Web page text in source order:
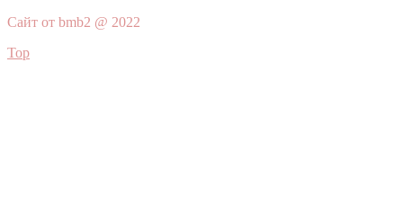
Сайт от bmb2 @ 2022
Top